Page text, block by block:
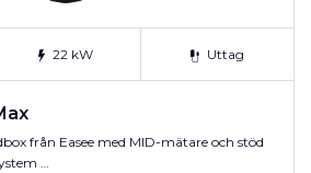
22 kW Uttag
från Easee med MID-mätare och stöd
…